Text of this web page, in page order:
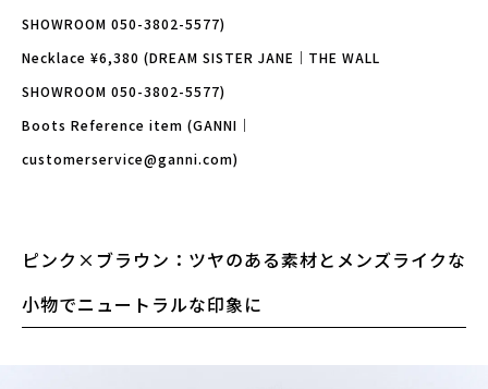
SHOWROOM 050-3802-5577)
Necklace ¥6,380 (DREAM SISTER JANE｜THE WALL
SHOWROOM 050-3802-5577)
Boots Reference item (GANNI｜
customerservice@ganni.com)
ピンク×ブラウン：ツヤのある素材とメンズライクな
小物でニュートラルな印象に